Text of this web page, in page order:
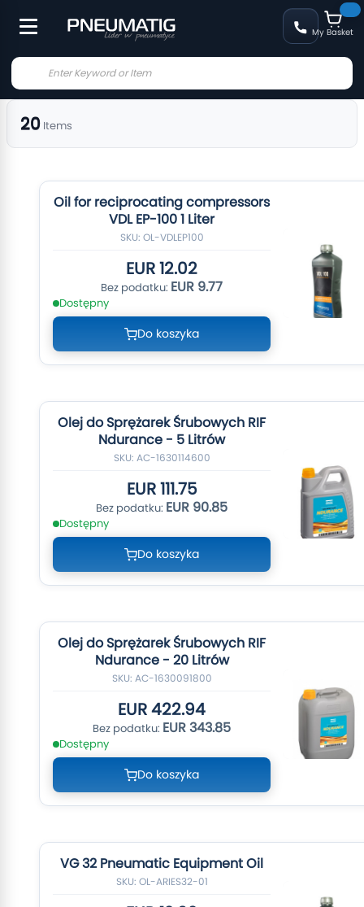
My Basket
20 Items
Oil for reciprocating compressors
VDL EP-100 1 Liter
SKU: OL-VDLEP100
EUR 12.02
EUR 9.77
Dostępny
Do koszyka
Olej do Sprężarek Śrubowych RIF
Ndurance - 5 Litrów
SKU: AC-1630114600
EUR 111.75
EUR 90.85
Dostępny
Do koszyka
Olej do Sprężarek Śrubowych RIF
Ndurance - 20 Litrów
SKU: AC-1630091800
EUR 422.94
EUR 343.85
Dostępny
Do koszyka
VG 32 Pneumatic Equipment Oil
SKU: OL-ARIES32-01